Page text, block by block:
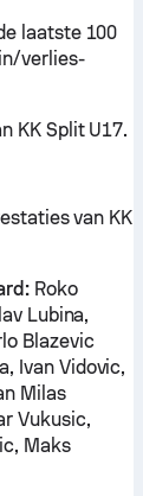
laatste 100
verlies-
KK Split U17.
van KK
Roko
Lubina,
Blazevic
Ivan Vidovic,
Milas
Vukusic,
Maks